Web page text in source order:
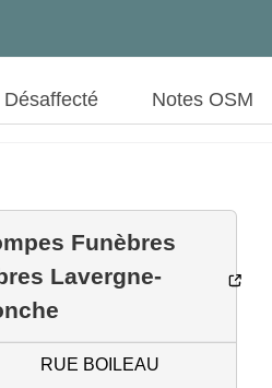
Notes OSM
Funèbres
Lavergne-
RUE BOILEAU